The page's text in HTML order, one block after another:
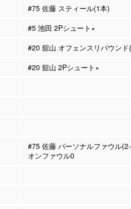
#75 佐藤 スティール(1本)
#5 池田 2Pシュート×
#20 舘山 オフェンスリバウン
#20 舘山 2Pシュート×
#75 佐藤 パーソナルファウル
オンファウル0